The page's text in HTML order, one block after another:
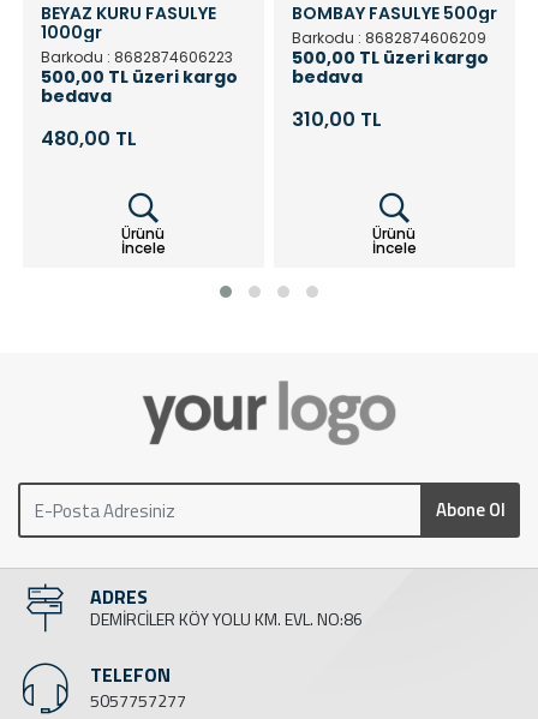
BEYAZ KURU FASULYE
1000gr
Barkodu : 8682874606223
500,00 TL üzeri kargo
bedava
480,00 TL
Ürünü
İncele
BOMBAY FASULYE 500gr
Barkodu : 8682874606209
500,00 TL üzeri kargo
bedava
310,00 TL
Ürünü
İncele
Abone Ol
ADRES
DEMİRCİLER KÖY YOLU KM. EVL. NO:86
TELEFON
5057757277